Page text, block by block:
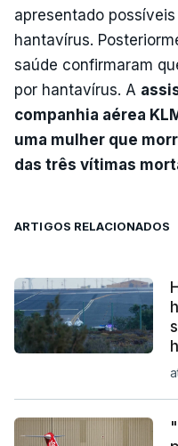
apresentado
hantavírus.
saúde confirmaram
por hantavírus. A
companhia aérea
uma mulher que
das três vítimas
ARTIGOS RELACIONADOS